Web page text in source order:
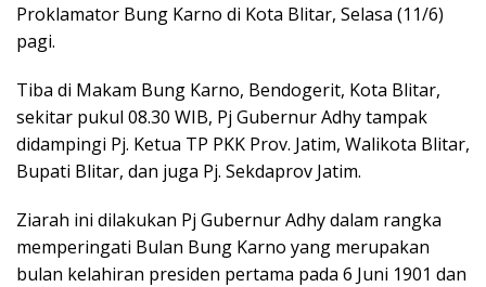
Proklamator Bung Karno di Kota Blitar, Selasa (11/6)
pagi.
Tiba di Makam Bung Karno, Bendogerit, Kota Blitar,
sekitar pukul 08.30 WIB, Pj Gubernur Adhy tampak
didampingi Pj. Ketua TP PKK Prov. Jatim, Walikota Blitar,
Bupati Blitar, dan juga Pj. Sekdaprov Jatim.
Ziarah ini dilakukan Pj Gubernur Adhy dalam rangka
memperingati Bulan Bung Karno yang merupakan
bulan kelahiran presiden pertama pada 6 Juni 1901 dan